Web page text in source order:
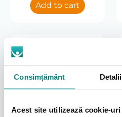
Consimțământ Detalii
Acest site utilizează cookie-uri
Timp rampă (min.)
Tip aparat
AutoCPAP (APAP)
CPAP
Umidificator
price
is:
Add to cart
35%